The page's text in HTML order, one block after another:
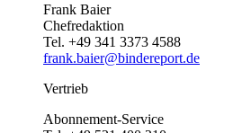
Frank Baier
Chefredaktion
Tel. +49 341 3373 4588
frank.baier@bindereport.de
Vertrieb
Abonnement-Service